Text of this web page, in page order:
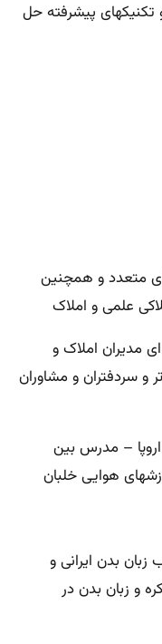
تکنیکهای پیشرفته حل
متعدد و همچنین
علمی و املاک
مدیران املاک و
و سردفتران و مشاوران
اروپا – مدرس بین
هوایی خلبان
بدن ایرانی و
و زبان بدن در